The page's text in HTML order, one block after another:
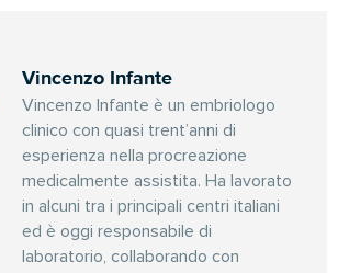
Vincenzo Infante
Vincenzo Infante è un embriologo
clinico con quasi trent’anni di
esperienza nella procreazione
medicalmente assistita. Ha lavorato
in alcuni tra i principali centri italiani
ed è oggi responsabile di
laboratorio, collaborando con